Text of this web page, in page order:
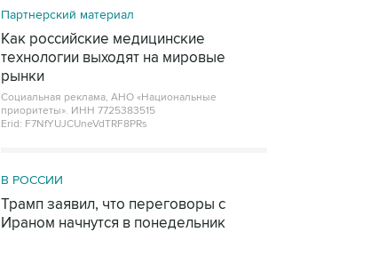
Партнерский материал
Как российские медицинские
технологии выходят на мировые
рынки
Социальная реклама, АНО «Национальные
приоритеты». ИНН 7725383515
Erid: F7NfYUJCUneVdTRF8PRs
В РОССИИ
Трамп заявил, что переговоры с
Ираном начнутся в понедельник